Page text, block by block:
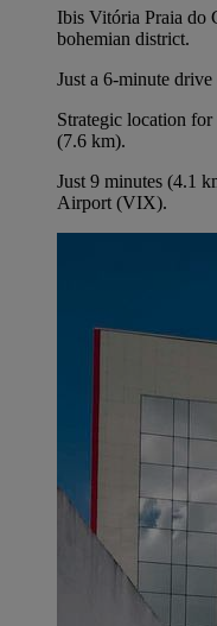
Ibis Vitória Praia do
bohemian district.
Just a 6-minute
Strategic location
(7.6 km).
Just 9 minutes (4.1
Airport (VIX).